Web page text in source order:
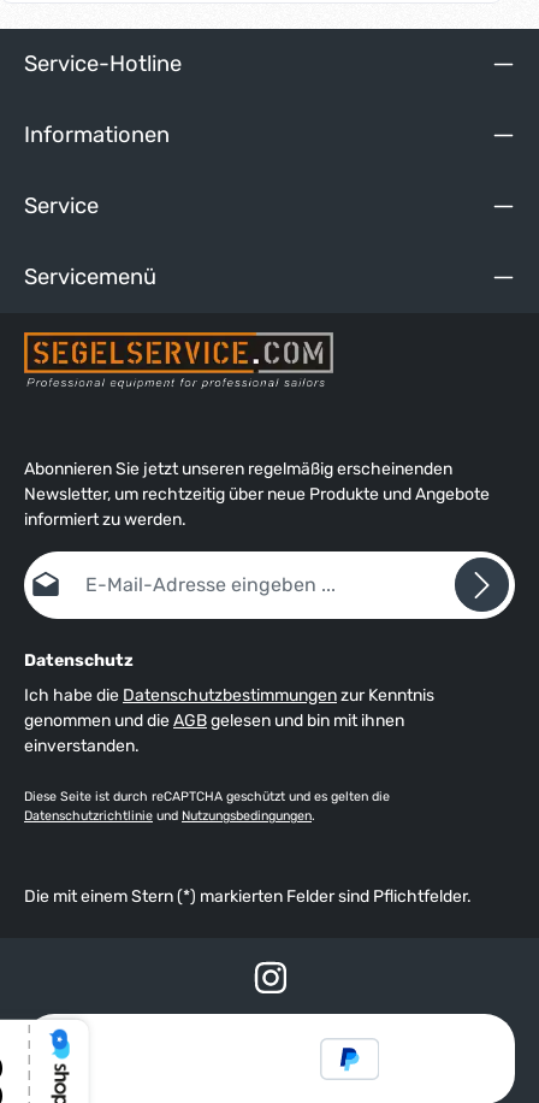
Service-Hotline
Informationen
Service
Servicemenü
Abonnieren Sie jetzt unseren regelmäßig erscheinenden
Newsletter, um rechtzeitig über neue Produkte und Angebote
informiert zu werden.
E-Mail-Adresse*
Datenschutz
Ich habe die Datenschutzbestimmungenzur Kenntnis
genommen und dieAGBgelesen und bin mit ihnen
einverstanden.
Diese Seite ist durch reCAPTCHA geschützt und es gelten die
Datenschutzrichtlinie und Nutzungsbedingungen.
Die mit einem Stern (*) markierten Felder sind Pflichtfelder.